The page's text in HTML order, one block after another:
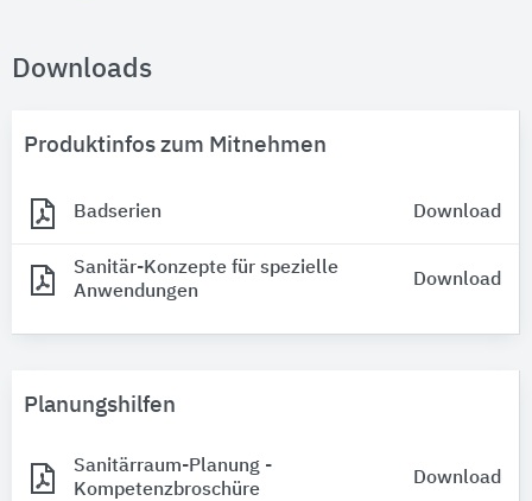
Downloads
Produktinfos zum Mitnehmen
Badserien Download
Sanitär-Konzepte für spezielle
Anwendungen
Download
Planungshilfen
Sanitärraum-Planung -
Kompetenzbroschüre
Download